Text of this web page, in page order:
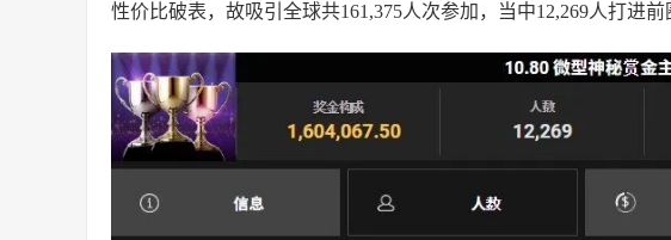
性价比破表，故吸引全球共161,375人次参加，当中12,269人打进前